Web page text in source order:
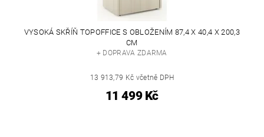
VYSOKÁ SKŘÍŇ TOPOFFICE S OBLOŽENÍM 87,4 X 40,4 X 200,3
CM
+ DOPRAVA ZDARMA
13 913,79 Kč včetně DPH
11 499 Kč